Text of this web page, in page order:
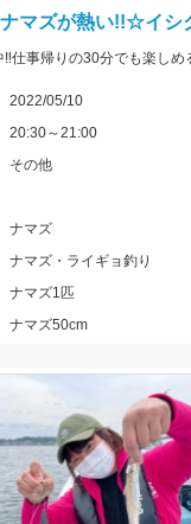
ナマズが熱い!!☆イ
仕事帰りの30分でも楽しめ
2022/05/10
20:30～21:00
その他
ナマズ
ナマズ・ライギョ釣り
ナマズ1匹
ナマズ50cm